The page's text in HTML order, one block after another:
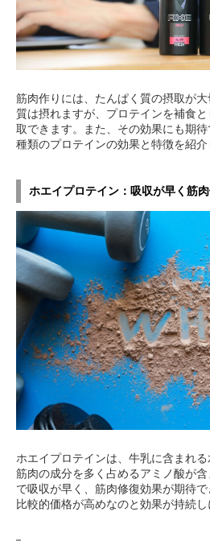
筋肉作りには、たんぱく質の摂取が
質は摂れますが、プロテインを補食
取できます。また、その効果にも期
種類のプロテインの効果と特徴を紹介
ホエイプロテイン：吸収が早く筋
ホエイプロテインは、牛乳に含まれる
筋肉の成分を多く占めるアミノ酸が
で吸収が早く、筋肉修復効果が期待
比較的価格が高めなのと効果が持続し